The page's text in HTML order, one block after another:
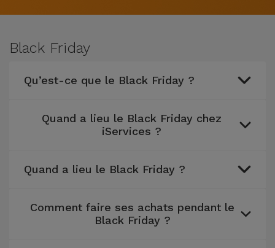
OnePlus
Google
Samsungs
Reconditionnés
Jeux
Adaptateurs
Coques et
d'Écran
Batteries
Externes
Chargeurs
et
Black Friday
Qu’est-ce que le Black Friday ?
Quand a lieu le Black Friday chez
iServices ?
Quand a lieu le Black Friday ?
Comment faire ses achats pendant le
Black Friday ?